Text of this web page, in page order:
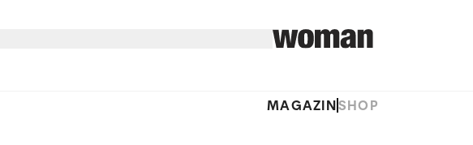
MAGAZINSHOP